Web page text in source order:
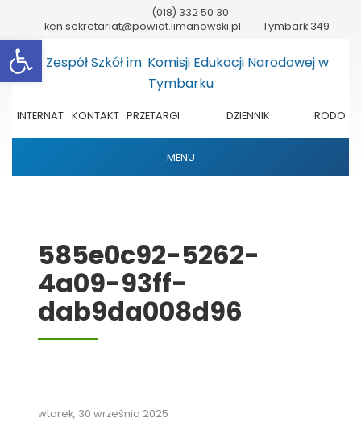
(018) 332 50 30
ken.sekretariat@powiat.limanowski.pl
Tymbark 349
INTERNAT KONTAKT PRZETARGI
DZIENNIK
RODO
MENU
585e0c92-5262-
4a09-93ff-
dab9da008d96
wtorek, 30 września 2025
Otwórz pasek narzędzi